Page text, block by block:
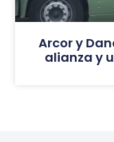
Arcor y
alianza y